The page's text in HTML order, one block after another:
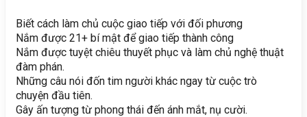
Biết cách làm chủ cuộc giao tiếp với đối phương
Nắm được 21+ bí mật để giao tiếp thành công
Nắm được tuyệt chiêu thuyết phục và làm chủ nghệ thuật
đàm phán.
Những câu nói đốn tim người khác ngay từ cuộc trò
chuyện đầu tiên.
Gây ấn tượng từ phong thái đến ánh mắt, nụ cười.